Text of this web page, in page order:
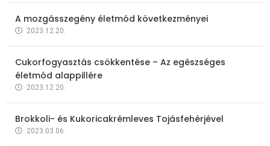
A mozgásszegény életmód következményei
2023.12.20.
Cukorfogyasztás csökkentése – Az egészséges
életmód alappillére
2023.12.20.
Brokkoli- és Kukoricakrémleves Tojásfehérjével
2023.03.06.